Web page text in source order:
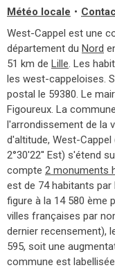
Météo locale •
West-Cappel est une
département du Nord
51 km de Lille. Les
les west-cappeloises.
postal le 59380. Le
Figoureux. La
l'arrondissement de la
d'altitude, West-Cappel
2°30'22'' Est) s'étend
compte 2 monuments
est de 74 habitants par
figure à la 14 580 ème
villes françaises par
dernier recensement),
595, soit une
commune est labellisée